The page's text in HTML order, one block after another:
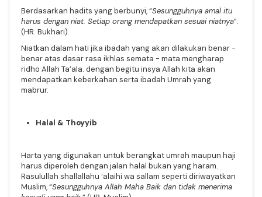
Berdasarkan hadits yang berbunyi,“Sesungguhnya amal itu
harus dengan niat. Setiap orang mendapatkan sesuai niatnya”.
(HR. Bukhari).
Niatkan dalam hati jika ibadah yang akan dilakukan benar -
benar atas dasar rasa ikhlas semata - mata mengharap
ridho Allah Ta’ala. dengan begitu insya Allah kita akan
mendapatkan keberkahan serta ibadah Umrah yang
mabrur.
Halal & Thoyyib
Harta yang digunakan untuk berangkat umrah maupun haji
harus diperoleh dengan jalan halal bukan yang haram.
Rasulullah shallallahu ‘alaihi wa sallam seperti diriwayatkan
Muslim, “Sesungguhnya Allah Maha Baik dan tidak menerima